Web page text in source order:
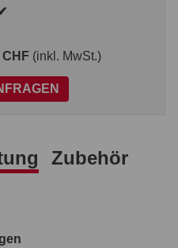
(inkl. MwSt.)
Zubehör